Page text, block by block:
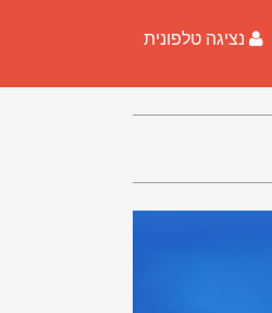
נציגה טלפונית